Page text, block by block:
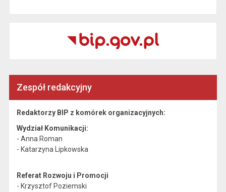
Zespół redakcyjny
Redaktorzy BIP z komórek organizacyjnych:
Wydział Komunikacji:
- Anna Roman
- Katarzyna Lipkowska
Referat Rozwoju i Promocji
- Krzysztof Poziemski